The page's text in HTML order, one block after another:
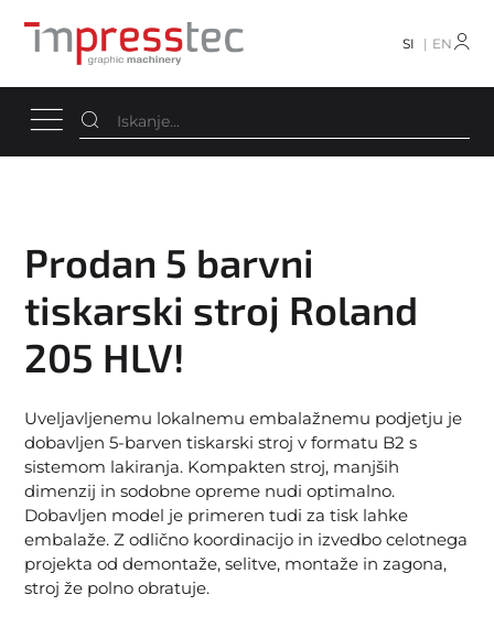
SI EN
Prodan 5 barvni
tiskarski stroj Roland
205 HLV!
Uveljavljenemu lokalnemu embalažnemu podjetju je
dobavljen 5-barven tiskarski stroj v formatu B2 s
sistemom lakiranja. Kompakten stroj, manjših
dimenzij in sodobne opreme nudi optimalno.
Dobavljen model je primeren tudi za tisk lahke
embalaže. Z odlično koordinacijo in izvedbo celotnega
projekta od demontaže, selitve, montaže in zagona,
stroj že polno obratuje.